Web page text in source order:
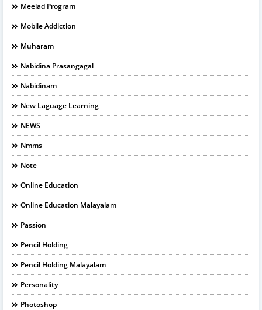
Meelad Program
Mobile Addiction
Muharam
Nabidina Prasangagal
Nabidinam
New Laguage Learning
NEWS
Nmms
Note
Online Education
Online Education Malayalam
Passion
Pencil Holding
Pencil Holding Malayalam
Personality
Photoshop